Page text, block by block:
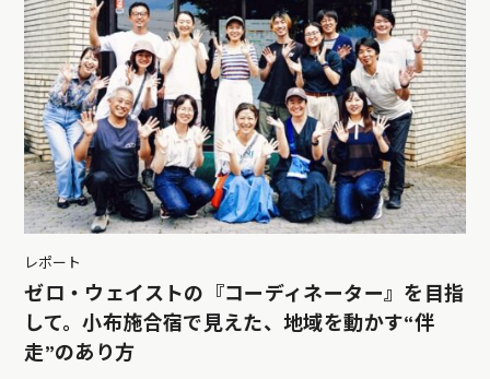
レポート
ゼロ・ウェイストの『コーディネーター』を目指
して。小布施合宿で見えた、地域を動かす“伴
走”のあり方